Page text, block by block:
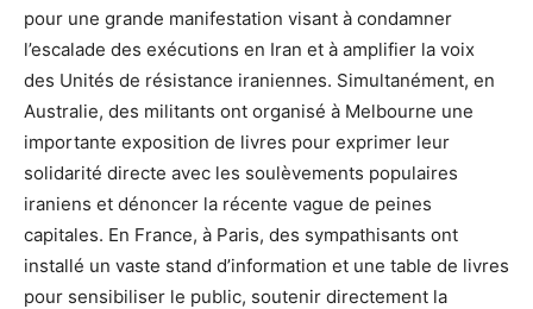
pour une grande manifestation visant à condamner
l’escalade des exécutions en Iran et à amplifier la voix
des Unités de résistance iraniennes. Simultanément, en
Australie, des militants ont organisé à Melbourne une
importante exposition de livres pour exprimer leur
solidarité directe avec les soulèvements populaires
iraniens et dénoncer la récente vague de peines
capitales. En France, à Paris, des sympathisants ont
installé un vaste stand d’information et une table de livres
pour sensibiliser le public, soutenir directement la